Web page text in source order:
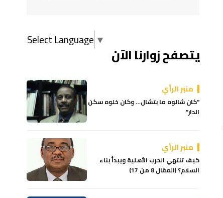
Select Language ▼
يتصفح زوارنا الآن
منبر الرأي
“كان شالوه ما بتشال… وكان خلوه سكن
الدار”
منبر الرأي
كيف تنتهي الحرب الأهلية ويبدأ بناء
السلام؟ (المقال 8 من 17)